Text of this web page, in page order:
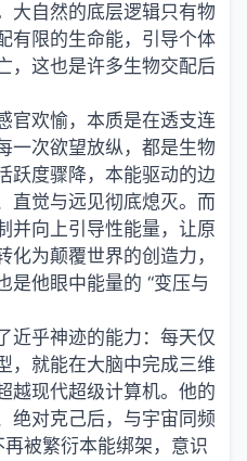
大自然的底层逻辑只有物
有限的生命能，引导个体
，这也是许多生物交配后
官欢愉，本质是在透支连
一次欲望放纵，都是生物
跃度骤降，本能驱动的边
直觉与远见彻底熄灭。而
并向上引导性能量，让原
为颠覆世界的创造力，
是他眼中能量的 “变压与
近乎神迹的能力：每天仅
，就能在大脑中完成三维
越现代超级计算机。他的
绝对克己后，与宇宙同频
被繁衍本能绑架，意识